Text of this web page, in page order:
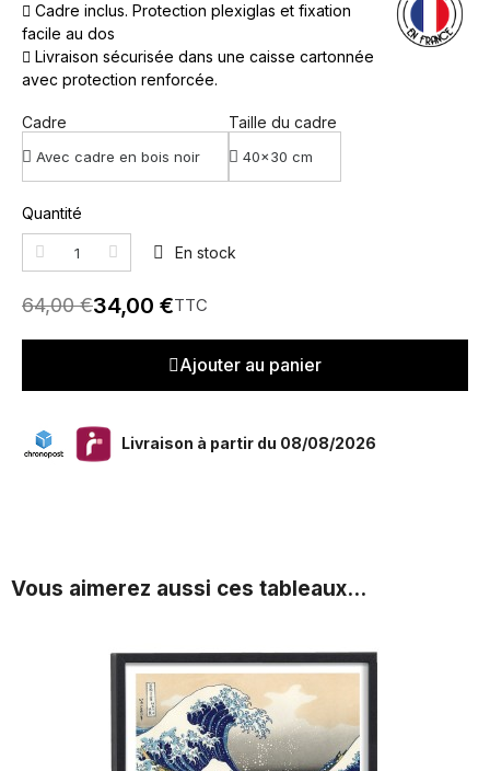
Cadre inclus. Protection plexiglas et fixation
facile au dos
Livraison sécurisée dans une caisse cartonnée
avec protection renforcée.
Cadre Taille du cadre
Quantité
En stock
64,00 €34,00 €TTC
Ajouter au panier
Livraison à partir du 08/08/2026
Vous aimerez aussi ces tableaux...